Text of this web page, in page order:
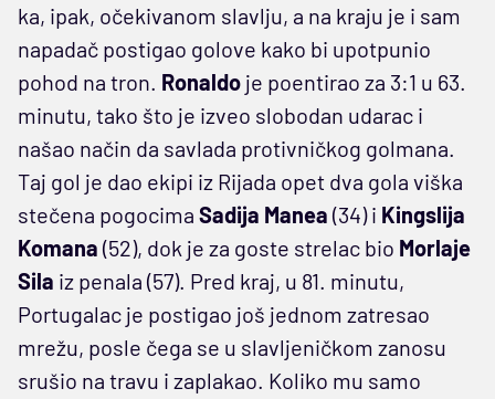
ka, ipak, očekivanom slavlju, a na kraju je i sam
napadač postigao golove kako bi upotpunio
pohod na tron. Ronaldo je poentirao za 3:1 u 63.
minutu, tako što je izveo slobodan udarac i
našao način da savlada protivničkog golmana.
Taj gol je dao ekipi iz Rijada opet dva gola viška
stečena pogocima Sadija Manea (34) i Kingslija
Komana (52), dok je za goste strelac bio Morlaje
Sila iz penala (57). Pred kraj, u 81. minutu,
Portugalac je postigao još jednom zatresao
mrežu, posle čega se u slavljeničkom zanosu
srušio na travu i zaplakao. Koliko mu samo